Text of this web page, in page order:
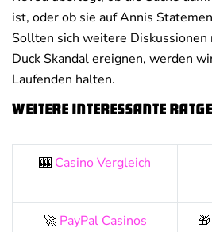
ist, oder ob sie auf Annis
Sollten sich weitere Diskussionen
Duck Skandal ereignen, werden
Laufenden halten.
Weitere interessante
🎰 Casino Vergleich
🚀 PayPal Casinos 🎁